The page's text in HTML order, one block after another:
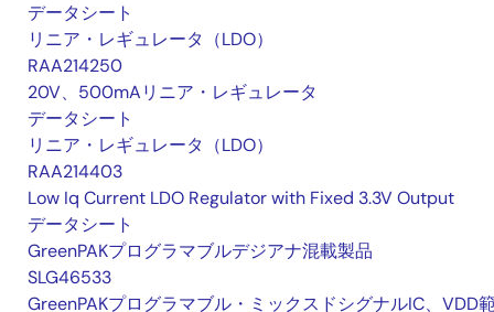
データシート
リニア・レギュレータ（LDO）
RAA214250
20V、500mAリニア・レギュレータ
データシート
リニア・レギュレータ（LDO）
RAA214403
Low Iq Current LDO Regulator with Fixed 3.3V Output
データシート
GreenPAKプログラマブルデジアナ混載製品
SLG46533
GreenPAKプログラマブル・ミックスドシグナルIC、VDD